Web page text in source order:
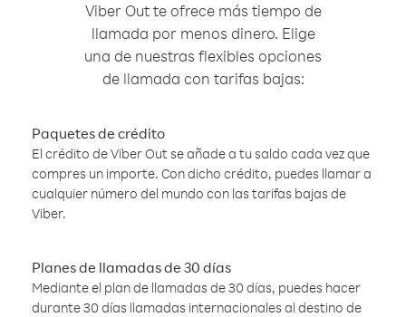
Viber Out te ofrece más tiempo de
llamada por menos dinero. Elige
una de nuestras flexibles opciones
de llamada con tarifas bajas:
Paquetes de crédito
El crédito de Viber Out se añade a tu saldo cada vez que
compres un importe. Con dicho crédito, puedes llamar a
cualquier número del mundo con las tarifas bajas de
Viber.
Planes de llamadas de 30 días
Mediante el plan de llamadas de 30 días, puedes hacer
durante 30 días llamadas internacionales al destino de